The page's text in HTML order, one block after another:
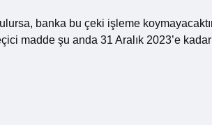
banka bu çeki işleme
madde şu anda 31 Aralık 2023’e kadar